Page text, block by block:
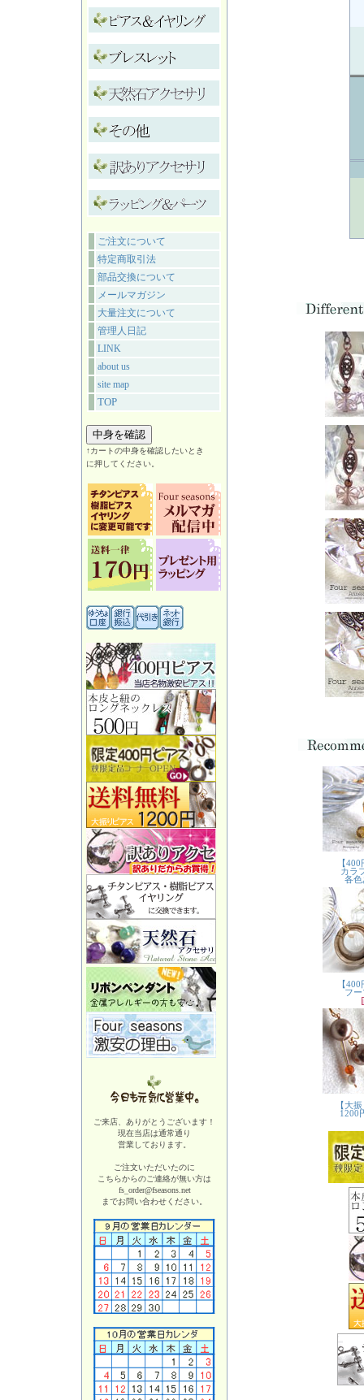
ご注文について
特定商取引法
部品交換について
メールマガジン
大量注文について
管理人日記
LINK
about us
site map
TOP
↑カートの中身を確認したいとき
に押してください。
ご来店、ありがとうございます！
現在当店は通常通り
営業しております。
ご注文いただいたのに
こちらからのご連絡が無い方は
fs_order@fseasons.net
までお問い合わせください。